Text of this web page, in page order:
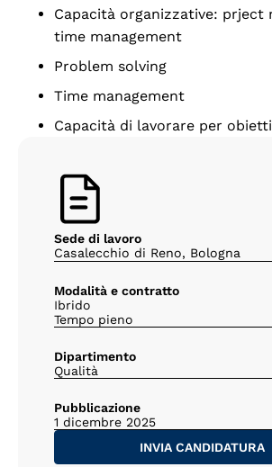
Capacità organizzative: prject
time management
Problem solving
Time management
Capacità di lavorare per
Sede di lavoro
Casalecchio di Reno, Bologna
Modalità e contratto
Ibrido
Tempo pieno
Dipartimento
Qualità
Pubblicazione
1 dicembre 2025
INVIA CANDIDATURA